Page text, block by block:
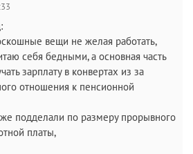
вещи не желая работать,
себя бедными, а основная часть
зарплату в конвертах из за
отношения к пенсионной
подделали по размеру прорывного
платы,